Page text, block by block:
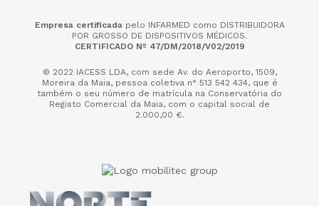
Empresa certificadapelo INFARMED como DISTRIBUIDORA
POR GROSSO DE DISPOSITIVOS MÉDICOS.
CERTIFICADO Nº 47/DM/2018/V02/2019
© 2022 IACESS LDA, com sede Av. do Aeroporto, 1509,
Moreira da Maia, pessoa coletiva n° 513 542 434, que é
também o seu número de matrícula na Conservatória do
Registo Comercial da Maia, com o capital social de
2.000,00 €.